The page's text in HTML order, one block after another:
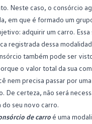
Neste caso, o consórcio
em que é formado um
adquirir um carro. Essa
registrada dessa
também pode ser
o valor total da sua
nem precisa passar por
De certeza, não será
seu novo carro.
de carroé uma